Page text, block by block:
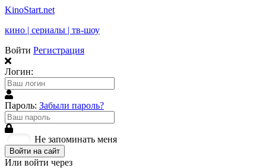
KinoStart.net
кино | сериалы | тв-шоу
Войти Регистрация
Логин:
Пароль: Забыли пароль?
Не запоминать меня
Войти на сайт
Или войти через